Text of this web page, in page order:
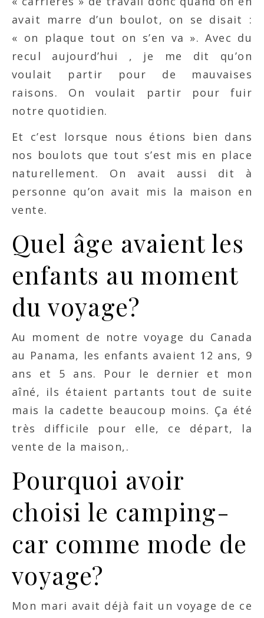
avait marre d’un boulot, on se disait :
« on plaque tout on s’en va ». Avec du
recul aujourd’hui , je me dit qu’on
voulait partir pour de mauvaises
raisons. On voulait partir pour fuir
notre quotidien.
Et c’est lorsque nous étions bien dans
nos boulots que tout s’est mis en place
naturellement. On avait aussi dit à
personne qu’on avait mis la maison en
vente.
Quel âge avaient les
enfants au moment
du voyage?
Au moment de notre voyage du Canada
au Panama, les enfants avaient 12 ans, 9
ans et 5 ans. Pour le dernier et mon
aîné, ils étaient partants tout de suite
mais la cadette beaucoup moins. Ça été
très difficile pour elle, ce départ, la
vente de la maison,.
Pourquoi avoir
choisi le camping-
car comme mode de
voyage?
Mon mari avait déjà fait un voyage de ce